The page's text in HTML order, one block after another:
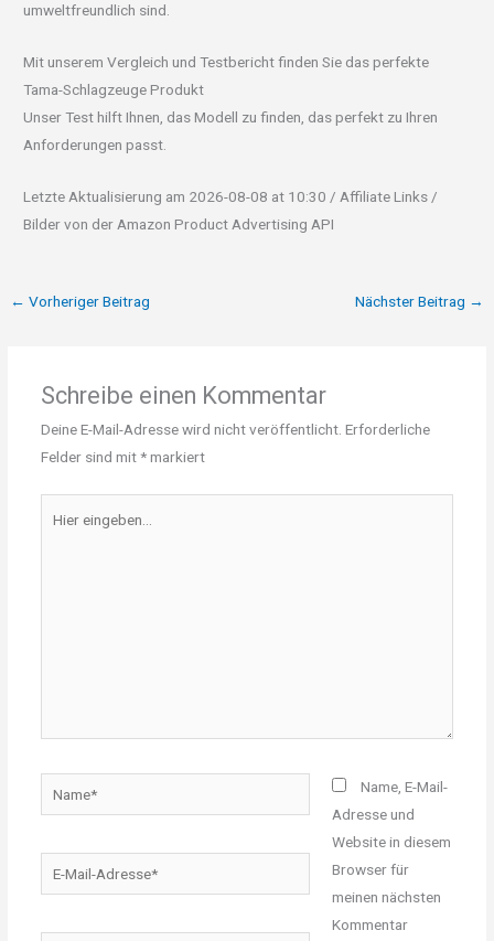
umweltfreundlich sind.
Mit unserem Vergleich und Testbericht finden Sie das perfekte
Tama-Schlagzeuge Produkt
Unser Test hilft Ihnen, das Modell zu finden, das perfekt zu Ihren
Anforderungen passt.
Letzte Aktualisierung am 2026-08-08 at 10:30 / Affiliate Links /
Bilder von der Amazon Product Advertising API
← Vorheriger Beitrag Nächster Beitrag →
Schreibe einen Kommentar
Deine E-Mail-Adresse wird nicht veröffentlicht. Erforderliche
Felder sind mit*markiert
eingeben…
Mail-
Name, E-Mail-
Adresse und
Website in diesem
Browser für
meinen nächsten
Kommentar